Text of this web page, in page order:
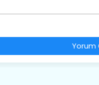
Yorum